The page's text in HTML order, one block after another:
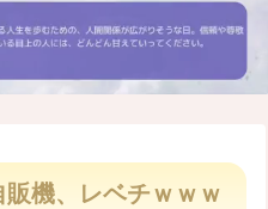
M
販機、レベチｗｗｗ